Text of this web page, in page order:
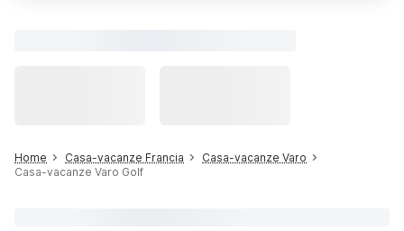
Home Casa-vacanze Francia
Casa-vacanze Varo
Casa-vacanze Varo Golf